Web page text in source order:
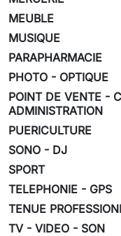
MEUBLE
MUSIQUE
PARAPHARMACIE
PHOTO - OPTIQUE
POINT DE VENTE -
ADMINISTRATION
PUERICULTURE
SONO - DJ
SPORT
TELEPHONIE - GPS
TENUE
TV - VIDEO - SON